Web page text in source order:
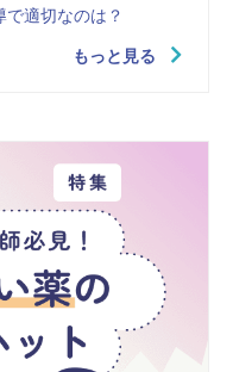
適切なのは？
もっと見る